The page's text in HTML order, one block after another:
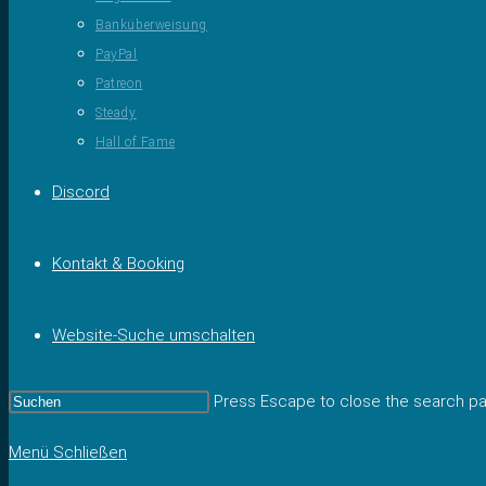
Banküberweisung
PayPal
Patreon
Steady
Hall of Fame
Discord
Kontakt & Booking
Website-Suche umschalten
Press Escape to close the search
Menü Schließen